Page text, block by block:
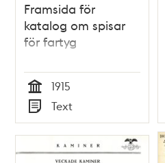
Framsida för
katalog om spisar
för fartyg
Tid
1915
Typ
Text